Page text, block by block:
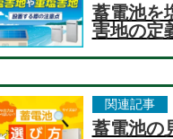
蓄電池を
害地の定
関連記事
蓄電池の